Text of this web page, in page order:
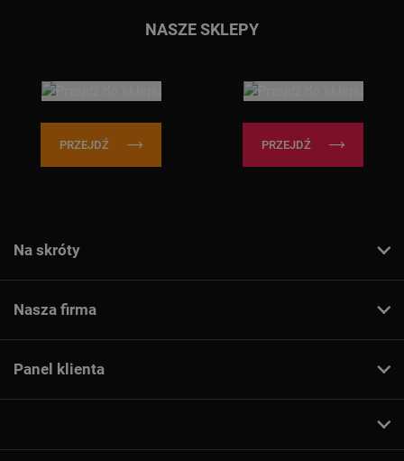
NASZE SKLEPY
PRZEJDŹ PRZEJDŹ
Na skróty
Nasza firma
Panel klienta